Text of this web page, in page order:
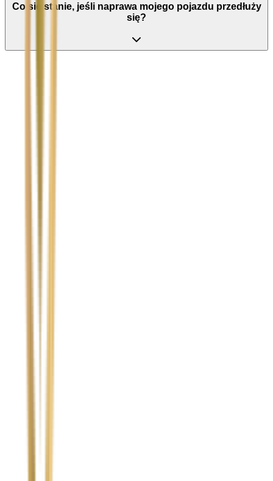
Co się stanie, jeśli naprawa mojego pojazdu przedłuży
się?